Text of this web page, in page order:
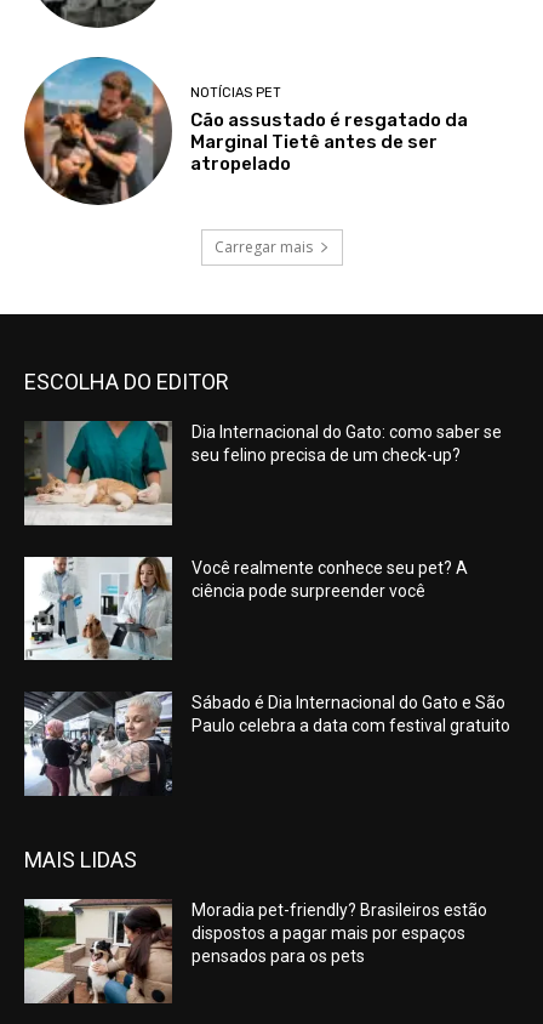
NOTÍCIAS PET
Cão assustado é resgatado da
Marginal Tietê antes de ser
atropelado
Carregar mais
ESCOLHA DO EDITOR
Dia Internacional do Gato: como saber se
seu felino precisa de um check-up?
Você realmente conhece seu pet? A
ciência pode surpreender você
Sábado é Dia Internacional do Gato e São
Paulo celebra a data com festival gratuito
MAIS LIDAS
Moradia pet-friendly? Brasileiros estão
dispostos a pagar mais por espaços
pensados para os pets